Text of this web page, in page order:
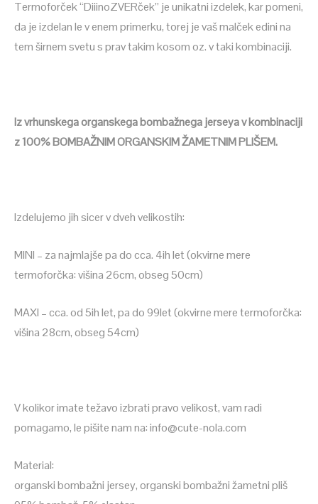
Termoforček “DiiinoZVERček” je unikatni izdelek, kar pomeni,
da je izdelan le v enem primerku, torej je vaš malček edini na
tem širnem svetu s prav takim kosom oz. v taki kombinaciji.
Iz vrhunskega organskega bombažnega jerseya v kombinaciji
z 100% BOMBAŽNIM ORGANSKIM ŽAMETNIM PLIŠEM.
Izdelujemo jih sicer v dveh velikostih:
MINI – za najmlajše pa do cca. 4ih let (okvirne mere
termoforčka: višina 26cm, obseg 50cm)
MAXI – cca. od 5ih let, pa do 99let (okvirne mere termoforčka:
višina 28cm, obseg 54cm)
V kolikor imate težavo izbrati pravo velikost, vam radi
pomagamo, le pišite nam na: info@cute-nola.com
Material:
organski bombažni jersey, organski bombažni žametni pliš